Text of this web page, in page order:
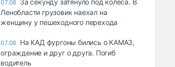
07.08 За секунду затянуло под колёса. В
Ленобласти грузовик наехал на
женщину у пешеходного перехода
07.08 На КАД фургоны бились о КАМАЗ,
ограждение и друг о друга. Погиб
водитель